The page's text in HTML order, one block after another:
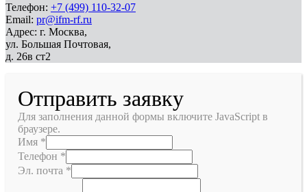
Телефон: +7 (499) 110-32-07
Email: pr@ifm-rf.ru
Адрес: г. Москва,
ул. Большая Почтовая,
д. 26в ст2
Отправить заявку
Для заполнения данной формы включите JavaScript в
браузере.
Имя *
Телефон *
Эл. почта *